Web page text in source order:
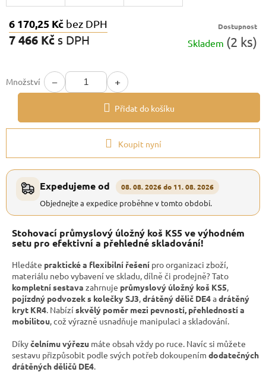
6 170,25 Kč bez DPH
7 466 Kč s DPH
Dostupnost
Skladem (2 ks)
Množství − +
Přidat do košíku
Koupit nyní
Expedujeme od 08. 08. 2026 do 11. 08. 2026
Objednejte a expedice proběhne v tomto období.
Stohovací průmyslový úložný koš KS5 ve výhodném
setu pro efektivní a přehledné skladování!
Hledáte praktické a flexibilní řešení pro organizaci zboží,
materiálu nebo vybavení ve skladu, dílně či prodejně? Tato
kompletní sestava zahrnuje průmyslový úložný koš KS5,
pojízdný podvozek s kolečky SJ3,drátěný dělič DE4adrátěný
kryt KR4. Nabízí skvělý poměr mezi pevností, přehledností a
mobilitou, což výrazně usnadňuje manipulaci a skladování.
Díkyčelnímu výřezu máte obsah vždy po ruce. Navíc si můžete
sestavu přizpůsobit podle svých potřeb dokoupením dodatečných
drátěných děličů DE4.